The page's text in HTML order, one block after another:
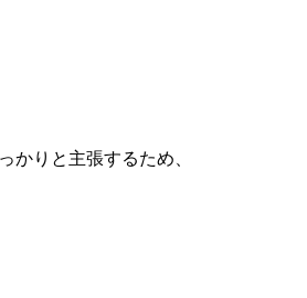
かりと主張するため、